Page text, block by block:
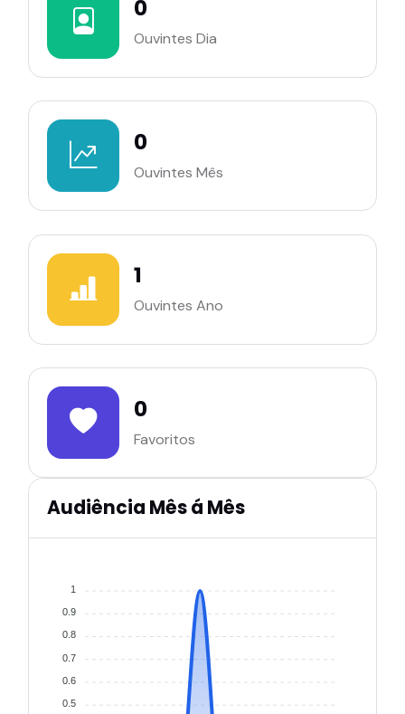
0
Ouvintes Dia
0
Ouvintes Mês
1
Ouvintes Ano
0
Favoritos
Audiência Mês á Mês
1
0.9
0.8
0.7
0.6
0.5